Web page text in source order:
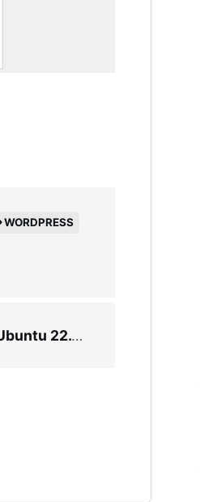
WORDPRESS
[Ubuntu] Cài đặt instance Ubuntu 22.04 trên windows 10